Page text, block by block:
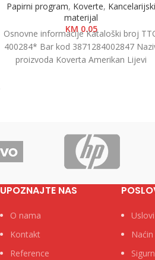
Papirni program, Koverte, Kancelarijski
materijal
KM0.05
Osnovne informacije Kataloški broj
400284* Bar kod 3871284002847
proizvoda Koverta Amerikan Lijevi
UPOZNAJTE NAS
O nama
Kontakt
Reference